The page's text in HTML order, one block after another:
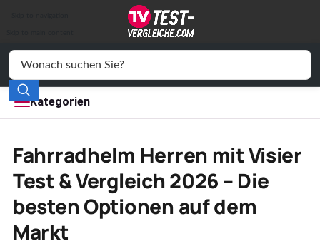
Kategorien
Elektronik
Freizeit
Wohnen
Service
Fahrradhelm Herren mit Visier
Test & Vergleich 2026 – Die
besten Optionen auf dem
Markt